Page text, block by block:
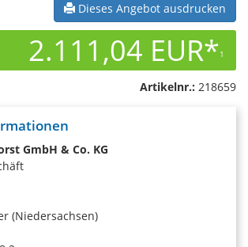
Dieses Angebot ausdrucken
2.111,04 EUR*1
Artikelnr.: 218659
GmbH & Co. KG
(Niedersachsen)